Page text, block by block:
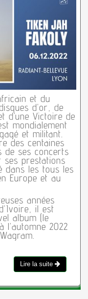
et du
d’or, de
d’une Victoire de
mondialement
et militant.
des centaines
de ses concerts
prestations
dans les tous les
Europe et au
années
il est
album (le
l’automne 2022
Lire la suite